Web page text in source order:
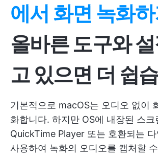
에서 화면 녹화
올바른 도구와
고 있으면 더 쉽
기본적으로 macOS는 오디오 없이
화합니다. 하지만 OS에 내장된 스
QuickTime Player 또는 호환되는
사용하여 녹화의 오디오를 캡처할